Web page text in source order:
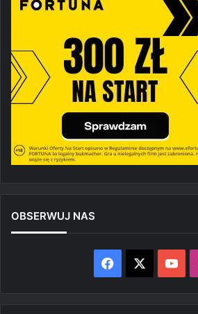
OBSERWUJ NAS
Facebook